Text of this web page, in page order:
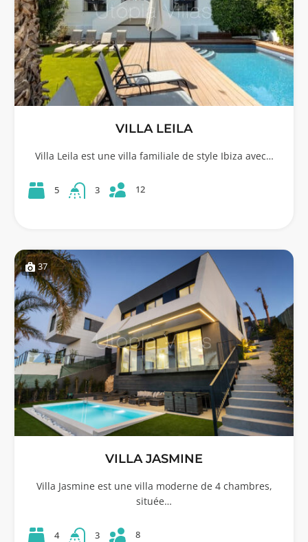
VILLA LEILA
Villa Leila est une villa familiale de style Ibiza avec…
5 3 12
37
VILLA JASMINE
Villa Jasmine est une villa moderne de 4 chambres,
située…
4 3 8